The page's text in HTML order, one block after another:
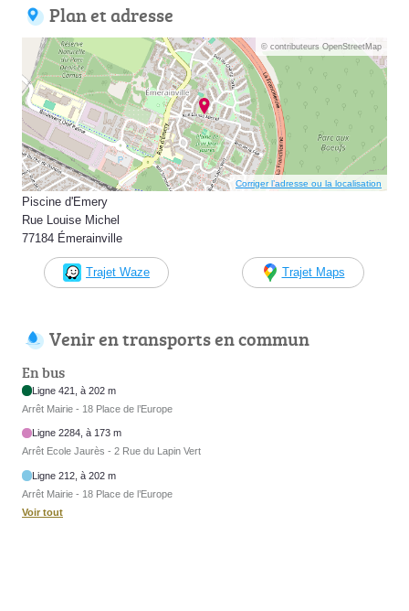
Plan et adresse
© contributeurs OpenStreetMap
Corriger l’adresse ou la localisation
Piscine d'Emery
Rue Louise Michel
77184 Émerainville
Trajet Waze Trajet Maps
Venir en transports en commun
En bus
Ligne 421, à 202 m
Arrêt Mairie - 18 Place de l’Europe
Ligne 2284, à 173 m
Arrêt Ecole Jaurès - 2 Rue du Lapin Vert
Ligne 212, à 202 m
Arrêt Mairie - 18 Place de l’Europe
Voir tout